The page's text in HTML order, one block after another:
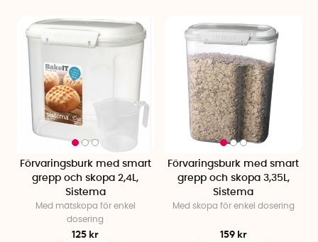
Förvaringsburk med smart
grepp och skopa 2,4L,
Sistema
Med mätskopa för enkel
dosering
125 kr
Förvaringsburk med smart
grepp och skopa 3,35L,
Sistema
Med skopa för enkel dosering
159 kr